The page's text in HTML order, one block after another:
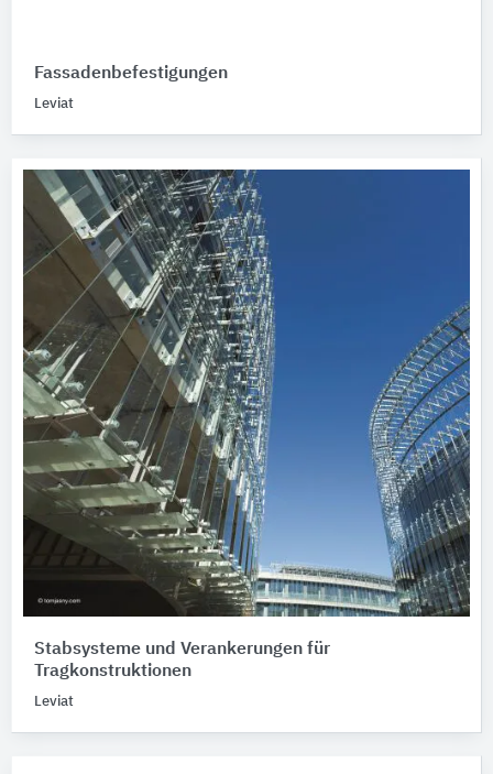
Fassadenbefestigungen
Leviat
Stabsysteme und Verankerungen für
Tragkonstruktionen
Leviat